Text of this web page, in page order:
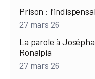
Prison :
27 mars 26
La parole à
Ronalpia
27 mars 26